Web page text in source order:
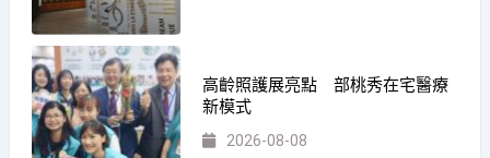
高齡照護展亮點 部桃秀在宅醫療
新模式
2026-08-08